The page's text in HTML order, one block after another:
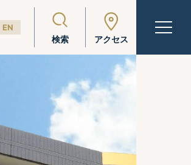
EN
検索 アクセス